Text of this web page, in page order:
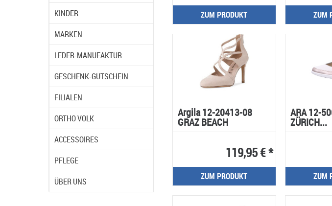
KINDER
MARKEN
LEDER-MANUFAKTUR
GESCHENK-GUTSCHEIN
FILIALEN
ORTHO VOLK
ACCESSOIRES
PFLEGE
ÜBER UNS
ZUM PRODUKT ZUM
Argila 12-20413-08
GRAZ BEACH
119,95 € *
ZUM PRODUKT
ARA 12-
ZÜRICH...
ZUM